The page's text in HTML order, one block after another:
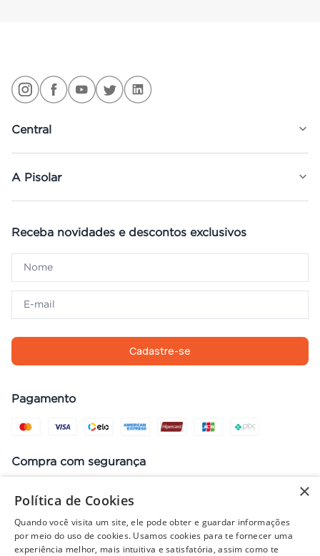
Central
A Pisolar
Receba novidades e descontos exclusivos
Cadastre-se
Pagamento
Compra com segurança
Preços, promoções, condições de pagamento e frete válidos apenas
para compras no site. Em caso de divergência, prevalece o valor do
×
Política de Cookies
Quando você visita um site, ele pode obter e guardar informações
por meio do uso de cookies. Usamos cookies para te fornecer uma
experiência melhor, mais intuitiva e satisfatória, assim como te